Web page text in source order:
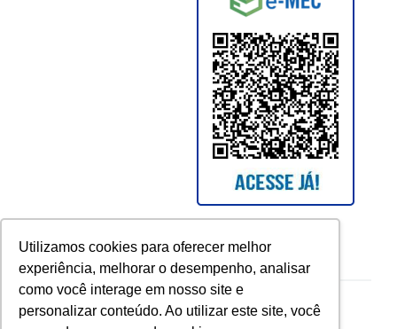
Utilizamos cookies para oferecer melhor
experiência, melhorar o desempenho, analisar
como você interage em nosso site e
personalizar conteúdo. Ao utilizar este site, você
Copyright © 2026 UCAM. All rights reserved.